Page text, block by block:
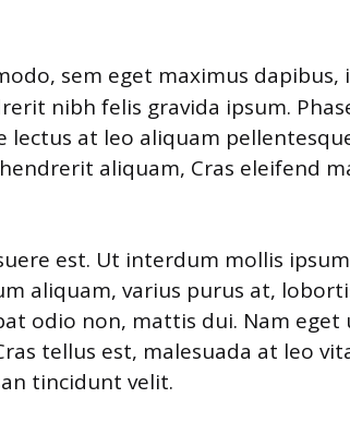
sem eget maximus dapibus,
nibh felis gravida ipsum.
lectus at leo aliquam
aliquam, Cras eleifend
est. Ut interdum mollis
aliquam, varius purus at,
odio non, mattis dui. Nam
tellus est, malesuada at leo
tincidunt velit.